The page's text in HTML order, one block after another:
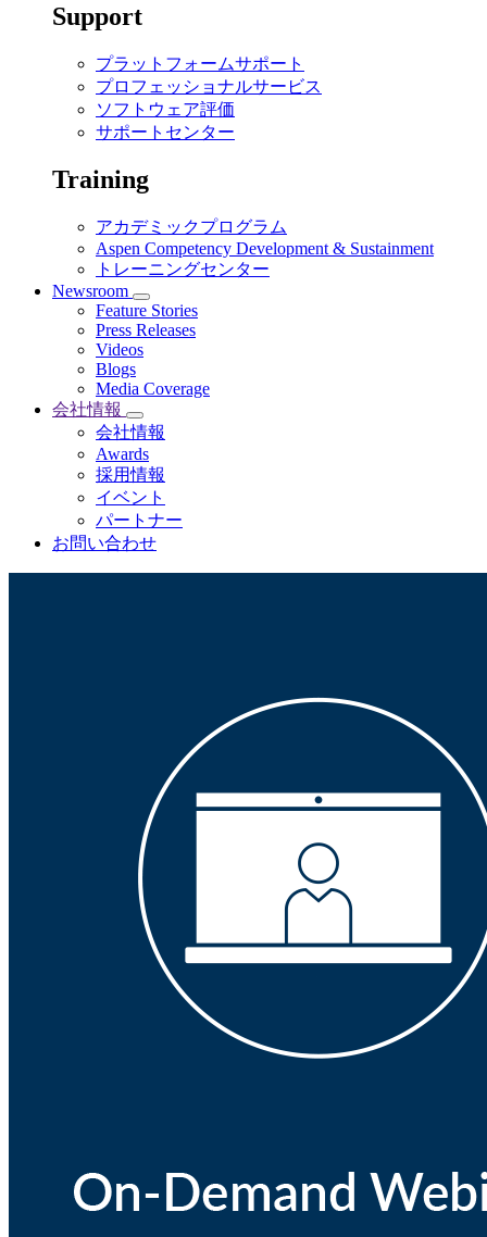
Support
プラットフォームサポート
プロフェッショナルサービス
ソフトウェア評価
サポートセンター
Training
アカデミックプログラム
Aspen Competency Development & Sustainment
トレーニングセンター
Newsroom
Feature Stories
Press Releases
Videos
Blogs
Media Coverage
会社情報
会社情報
Awards
採用情報
イベント
パートナー
お問い合わせ